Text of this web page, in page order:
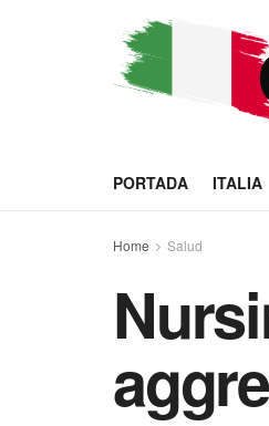
PORTADA ITALIA
Home Salud